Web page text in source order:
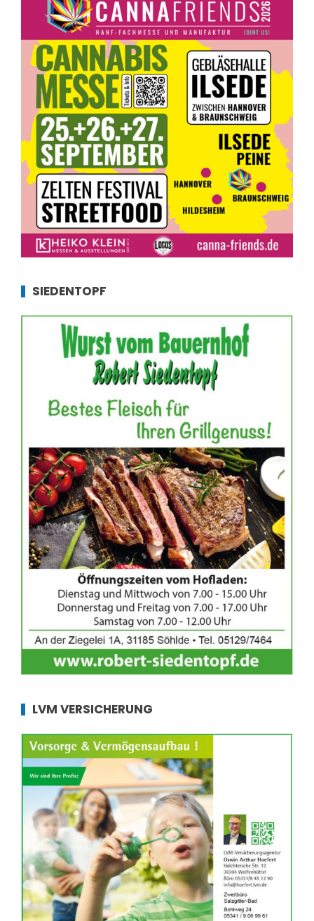
SIEDENTOPF
LVM VERSICHERUNG